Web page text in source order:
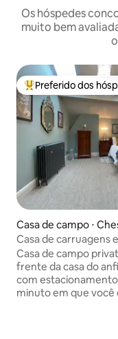
Os hóspedes
muito bem
Entre os melhores
Preferido dos
Casa de campo ⋅
Casa de carruagens
privado — Wilmslow
Casa de campo
frente da casa do
com
minuto em que você